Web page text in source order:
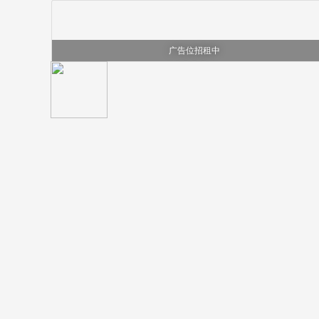
广告位招租中